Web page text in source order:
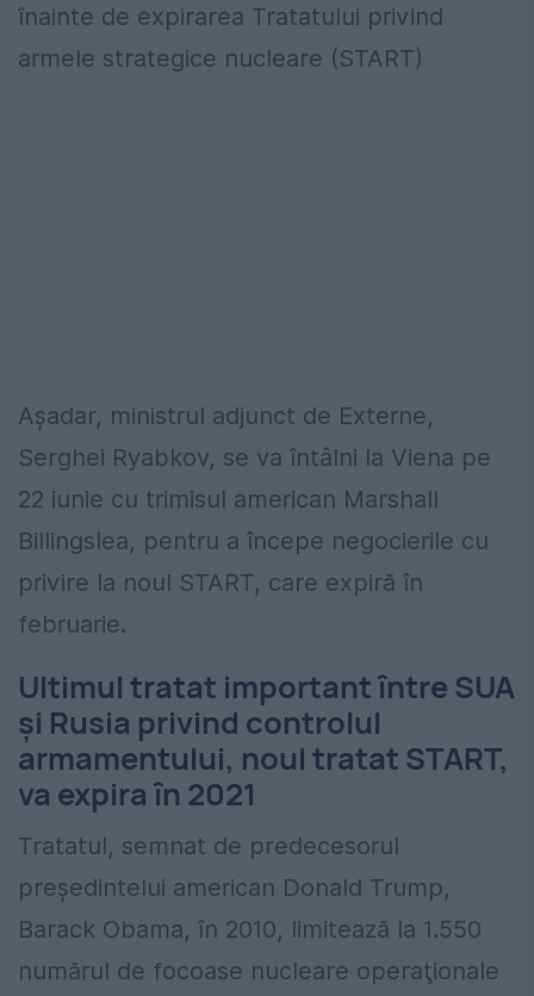
înainte de expirarea Tratatului privind
armele strategice nucleare (START)
Aşadar, ministrul adjunct de Externe,
Serghei Ryabkov, se va întâlni la Viena pe
22 iunie cu trimisul american Marshall
Billingslea, pentru a începe negocierile cu
privire la noul START, care expiră în
februarie.
Ultimul tratat important între SUA
şi Rusia privind controlul
armamentului, noul tratat START,
va expira în 2021
Tratatul, semnat de predecesorul
preşedintelui american Donald Trump,
Barack Obama, în 2010, limitează la 1.550
numărul de focoase nucleare operaţionale